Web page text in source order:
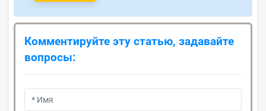
Комментируйте эту статью, задавайте
вопросы: